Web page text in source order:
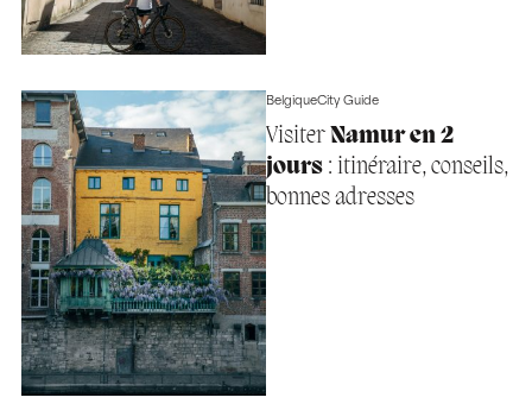
BelgiqueCity Guide
Visiter Namur en 2
jours: itinéraire, conseils,
bonnes adresses